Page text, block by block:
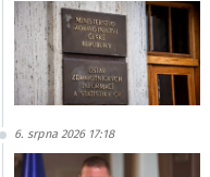
6. srpna 2026 17:18